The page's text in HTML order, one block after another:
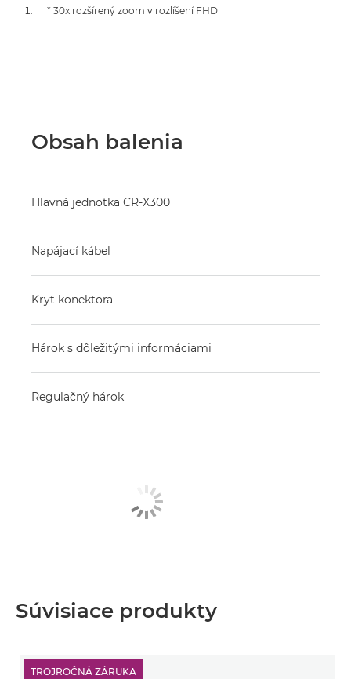
* 30x rozšírený zoom v rozlíšení FHD
Obsah balenia
Hlavná jednotka CR-X300
Napájací kábel
Kryt konektora
Hárok s dôležitými informáciami
Regulačný hárok
Súvisiace produkty
TROJROČNÁ ZÁRUKA